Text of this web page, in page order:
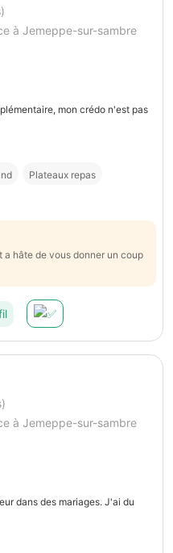
à Jemeppe-sur-sambre
mon crédo n'est pas
Plateaux repas
hâte de vous donner un coup
à Jemeppe-sur-sambre
dans des mariages. J'ai du